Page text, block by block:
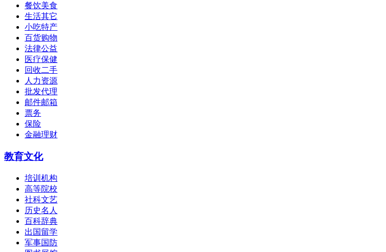
餐饮美食
生活其它
小吃特产
百货购物
法律公益
医疗保健
回收二手
人力资源
批发代理
邮件邮箱
票务
保险
金融理财
教育文化
培训机构
高等院校
社科文艺
历史名人
百科辞典
出国留学
军事国防